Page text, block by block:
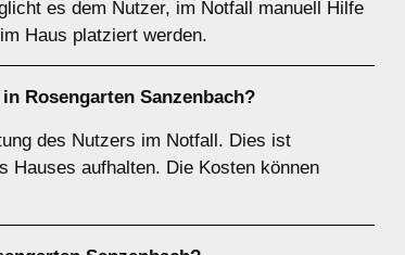
es dem Nutzer, im Notfall manuell Hilfe
Haus platziert werden.
Rosengarten Sanzenbach?
des Nutzers im Notfall. Dies ist
Hauses aufhalten. Die Kosten können